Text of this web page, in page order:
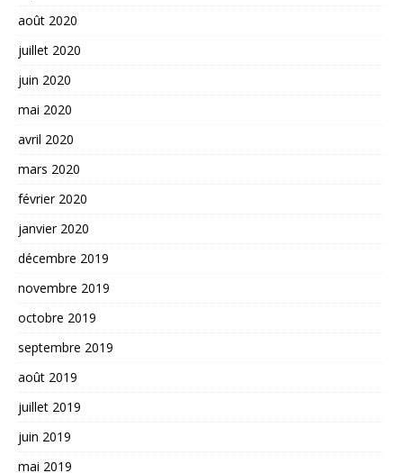
août 2020
juillet 2020
juin 2020
mai 2020
avril 2020
mars 2020
février 2020
janvier 2020
décembre 2019
novembre 2019
octobre 2019
septembre 2019
août 2019
juillet 2019
juin 2019
mai 2019